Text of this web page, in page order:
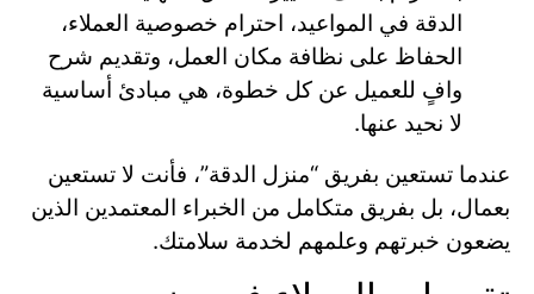
الدقة في المواعيد، احترام خصوصية العملاء،
الحفاظ على نظافة مكان العمل، وتقديم شرح
وافٍ للعميل عن كل خطوة، هي مبادئ أساسية
لا نحيد عنها.
عندما تستعين بفريق “منزل الدقة”، فأنت لا تستعين
بعمال، بل بفريق متكامل من الخبراء المعتمدين الذين
يضعون خبرتهم وعلمهم لخدمة سلامتك.